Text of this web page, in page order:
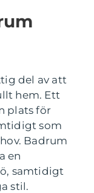
del av att
hem. Ett
plats för
som
Badrum
en
samtidigt
stil.